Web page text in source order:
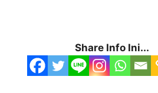
Share Info Ini...